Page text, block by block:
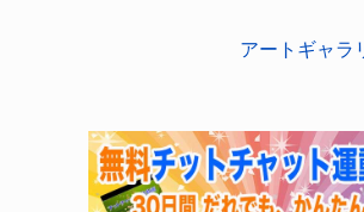
アートギャラ